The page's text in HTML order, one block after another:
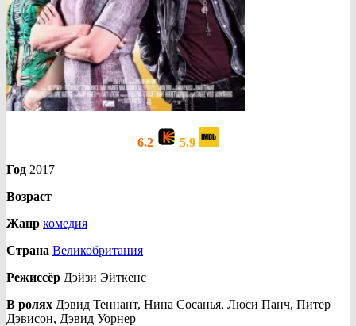
6.2
5.9
Год 2017
Возраст
Жанр комедия
Страна Великобритания
Режиссёр Дэйзи Эйткенс
В ролях Дэвид Теннант, Нина Сосанья, Люси Панч, Питер
Дэвисон, Дэвид Уорнер